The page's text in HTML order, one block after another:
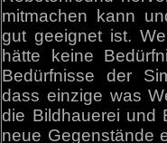
mitmachen kann
gut geeignet ist.
hätte keine
Bedürfnisse der
dass einzige was
die Bildhauerei und
neue Gegenstände